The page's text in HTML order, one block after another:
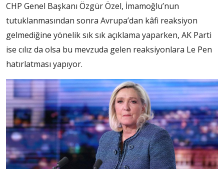
CHP Genel Başkanı Özgür Özel, İmamoğlu’nun
tutuklanmasından sonra Avrupa’dan kâfi reaksiyon
gelmediğine yönelik sık sık açıklama yaparken, AK Parti
ise cılız da olsa bu mevzuda gelen reaksiyonlara Le Pen
hatırlatması yapıyor.